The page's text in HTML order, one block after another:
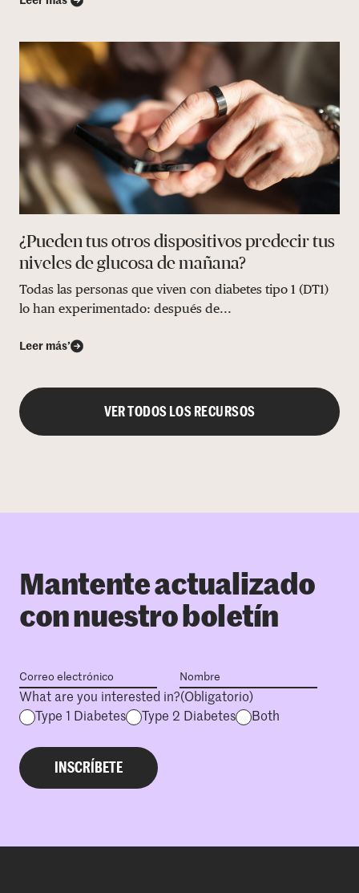
¿Pueden tus otros dispositivos predecir tus
niveles de glucosa de mañana?
Todas las personas que viven con diabetes tipo 1 (DT1)
lo han experimentado: después de...
Leer más’
VER TODOS LOS RECURSOS
Mantente actualizado
con nuestro boletín
What are you interested in?(Obligatorio)
Type 1 Diabetes
Type 2 Diabetes Both